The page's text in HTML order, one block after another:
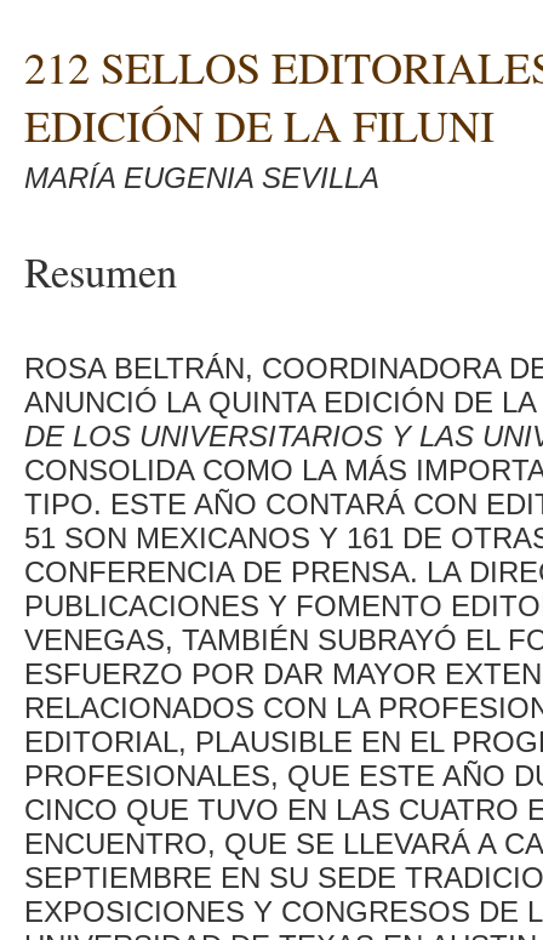
212 SELLOS
EDICIÓN DE LA FILUNI
MARÍA EUGENIA SEVILLA
Resumen
ROSA BELTRÁN, COORDINADORA
ANUNCIÓ LA QUINTA EDICIÓN DE LA
DE LOS UNIVERSITARIOS Y LAS
CONSOLIDA COMO LA MÁS
TIPO. ESTE AÑO CONTARÁ CON
51 SON MEXICANOS Y 161 DE
CONFERENCIA DE PRENSA. LA
PUBLICACIONES Y FOMENTO
VENEGAS, TAMBIÉN SUBRAYÓ EL
ESFUERZO POR DAR MAYOR
RELACIONADOS CON LA
EDITORIAL, PLAUSIBLE EN EL
PROFESIONALES, QUE ESTE AÑO
CINCO QUE TUVO EN LAS CUATRO
ENCUENTRO, QUE SE LLEVARÁ A
SEPTIEMBRE EN SU SEDE
EXPOSICIONES Y CONGRESOS DE